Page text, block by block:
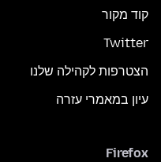
קוד מקור
Twitter
הצטרפות לקהילה שלנו
עיון במאמרי עזרה
Firefox